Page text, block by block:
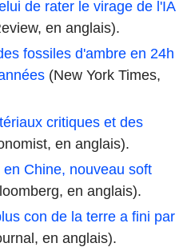
de rater le virage de l'IA
en anglais).
fossiles d'ambre en 24h
(New York Times,
critiques et des
en anglais).
Chine, nouveau soft
en anglais).
con de la terre a fini par
en anglais).